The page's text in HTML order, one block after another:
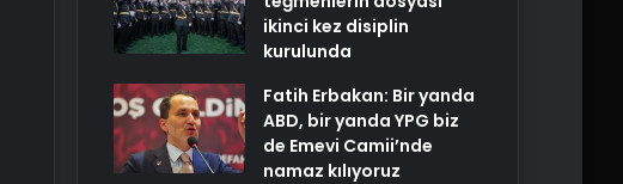
ikinci kez disiplin
kurulunda
Fatih Erbakan: Bir yanda
ABD, bir yanda YPG biz
de Emevi Camii’nde
namaz kılıyoruz